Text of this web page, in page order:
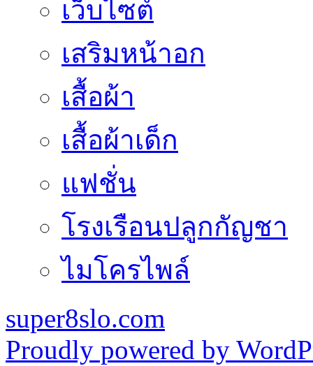
เว็บไซต์
เสริมหน้าอก
เสื้อผ้า
เสื้อผ้าเด็ก
แฟชั่น
โรงเรือนปลูกกัญชา
ไมโครไพล์
super8slo.com
Proudly powered by